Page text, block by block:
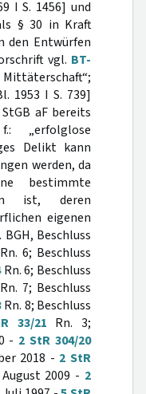
I S. 1456] und
§ 30 in Kraft
den Entwürfen
vgl. BT-
Mittäterschaft“;
1953 I S. 739]
StGB aF bereits
„erfolglose
Delikt kann
werden, da
bestimmte
ist, deren
eigenen
Beschluss
6; Beschluss
Rn. 6; Beschluss
Rn. 7; Beschluss
Rn. 8; Beschluss
33/21 Rn. 3;
- 2 StR 304/20
2018 - 2 StR
2009 - 2